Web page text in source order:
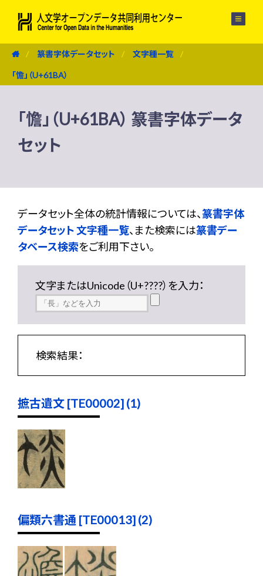
篆書字体データセット 文字種一覧
「憺」（U+61BA）
「憺」（U+61BA） 篆書字体データ
セット
データセット全体の統計情報については、篆書字体
データセット 文字種一覧、また検索には篆書デー
タベース検索をご利用下さい。
文字またはUnicode（U+????）を入力：
検索結果：
摭古遺文 [TE00002] (1)
偏類六書通 [TE00013] (2)